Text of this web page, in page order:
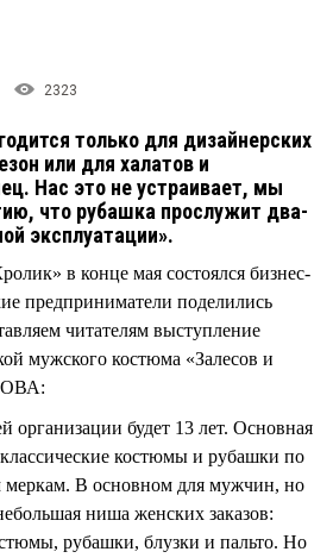
2323
только для дизайнерских
или для халатов и
Нас это не устраивает, мы
что рубашка прослужит два-
эксплуатации».
в конце мая состоялся бизнес-
предприниматели поделились
читателям выступление
мужского костюма «Залесов и
будет 13 лет. Основная
костюмы и рубашки по
В основном для мужчин, но
ниша женских заказов:
рубашки, блузки и пальто. Но